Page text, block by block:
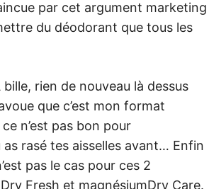
par cet argument marketing
du déodorant que tous les
rien de nouveau là dessus
que c’est mon format
n’est pas bon pour
rasé tes aisselles avant… Enfin
pas le cas pour ces 2
Fresh et magnésiumDry Care.